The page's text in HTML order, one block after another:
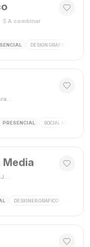
A combinar·
DESIGN GRÁFICO
Caruaru, PE, Brasil
PRESENCIAL SOCIAL MEDIA
Media
Nova Iguaçu, RJ, Brasil
DESIGNER GRÁFICO